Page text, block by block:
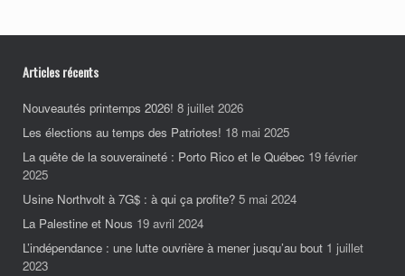
Articles récents
Nouveautés printemps 2026! 8 juillet 2026
Les élections au temps des Patriotes! 18 mai 2025
La quête de la souveraineté : Porto Rico et le Québec 19 février
2025
Usine Northvolt à 7G$ : à qui ça profite? 5 mai 2024
La Palestine et Nous 19 avril 2024
L’indépendance : une lutte ouvrière à mener jusqu’au bout 1 juillet
2023